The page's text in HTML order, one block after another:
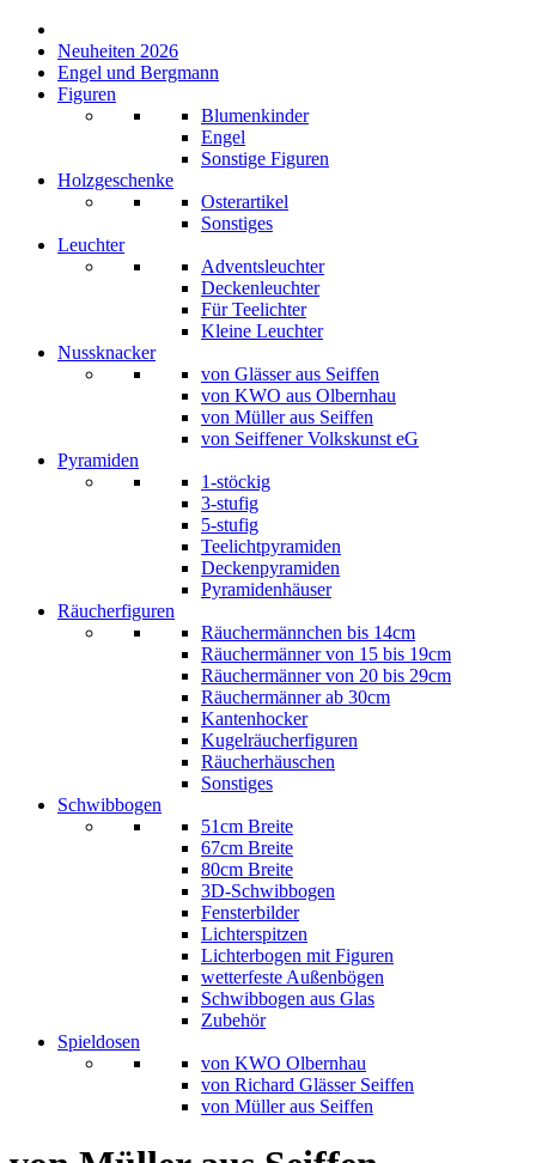
Neuheiten 2026
Engel und Bergmann
Figuren
Blumenkinder
Engel
Sonstige Figuren
Holzgeschenke
Osterartikel
Sonstiges
Leuchter
Adventsleuchter
Deckenleuchter
Für Teelichter
Kleine Leuchter
Nussknacker
von Glässer aus Seiffen
von KWO aus Olbernhau
von Müller aus Seiffen
von Seiffener Volkskunst eG
Pyramiden
1-stöckig
3-stufig
5-stufig
Teelichtpyramiden
Deckenpyramiden
Pyramidenhäuser
Räucherfiguren
Räuchermännchen bis 14cm
Räuchermänner von 15 bis 19cm
Räuchermänner von 20 bis 29cm
Räuchermänner ab 30cm
Kantenhocker
Kugelräucherfiguren
Räucherhäuschen
Sonstiges
Schwibbogen
51cm Breite
67cm Breite
80cm Breite
3D-Schwibbogen
Fensterbilder
Lichterspitzen
Lichterbogen mit Figuren
wetterfeste Außenbögen
Schwibbogen aus Glas
Zubehör
Spieldosen
von KWO Olbernhau
von Richard Glässer Seiffen
von Müller aus Seiffen